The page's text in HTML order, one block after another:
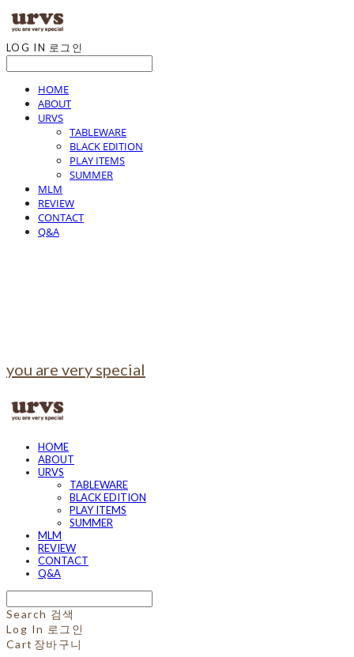
LOG IN 로그인
HOME
ABOUT
URVS
TABLEWARE
BLACK EDITION
PLAY ITEMS
SUMMER
MLM
REVIEW
CONTACT
Q&A
you are very special
HOME
ABOUT
URVS
TABLEWARE
BLACK EDITION
PLAY ITEMS
SUMMER
MLM
REVIEW
CONTACT
Q&A
Search 검색
Log In 로그인
Cart 장바구니